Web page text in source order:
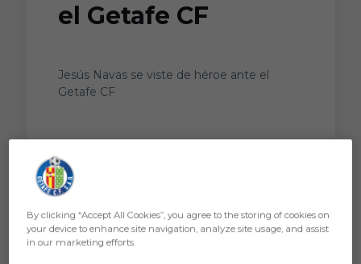
el Getafe CF
Jesús Navas se viste de héroe ante el
Getafe CF
By clicking “Accept All Cookies”, you agree to the storing of cookies on
your device to enhance site navigation, analyze site usage, and assist
in our marketing efforts.